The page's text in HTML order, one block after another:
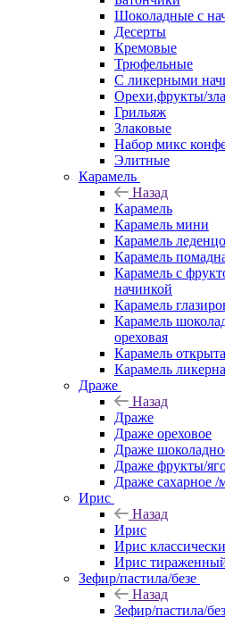
Шоколадные с
Десерты
Кремовые
Трюфельные
С ликерными
Орехи,фрукты/
Грильяж
Злаковые
Набор микс
Элитные
Карамель
Назад
Карамель
Карамель мини
Карамель
Карамель
Карамель с
начинкой
Карамель
Карамель
ореховая
Карамель
Карамель
Драже
Назад
Драже
Драже ореховое
Драже
Драже фрукты/
Драже сахарное
Ирис
Назад
Ирис
Ирис
Ирис
Зефир/пастила/безе
Назад
Зефир/пастила/